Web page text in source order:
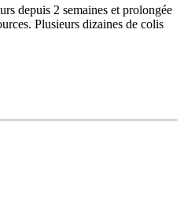
depuis 2 semaines et prolongée
Plusieurs dizaines de colis